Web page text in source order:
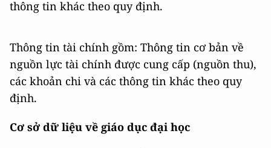
thông tin khác theo quy định.
Thông tin tài chính gồm: Thông tin cơ bản về
nguồn lực tài chính được cung cấp (nguồn thu),
các khoản chi và các thông tin khác theo quy
định.
Cơ sở dữ liệu về giáo dục đại học